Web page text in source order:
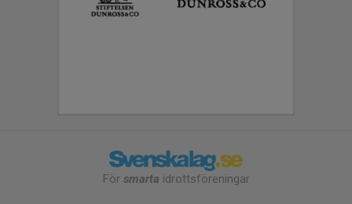
För smarta idrottsföreningar